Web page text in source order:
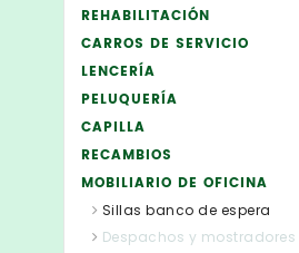
REHABILITACIÓN
CARROS DE SERVICIO
LENCERÍA
PELUQUERÍA
CAPILLA
RECAMBIOS
MOBILIARIO DE OFICINA
Sillas banco de espera
Despachos y mostradores